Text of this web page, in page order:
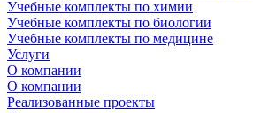
Учебные комплекты по химии
Учебные комплекты по биологии
Учебные комплекты по медицине
Услуги
О компании
О компании
Реализованные проекты